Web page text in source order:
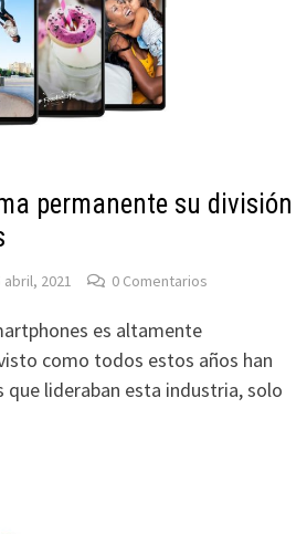
permanente su división
abril, 2021 0 Comentarios
es altamente
como todos estos años han
que lideraban esta industria, solo